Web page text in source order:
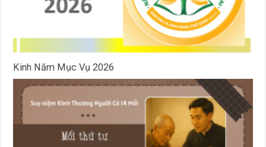
Kinh Năm Mục Vụ 2026